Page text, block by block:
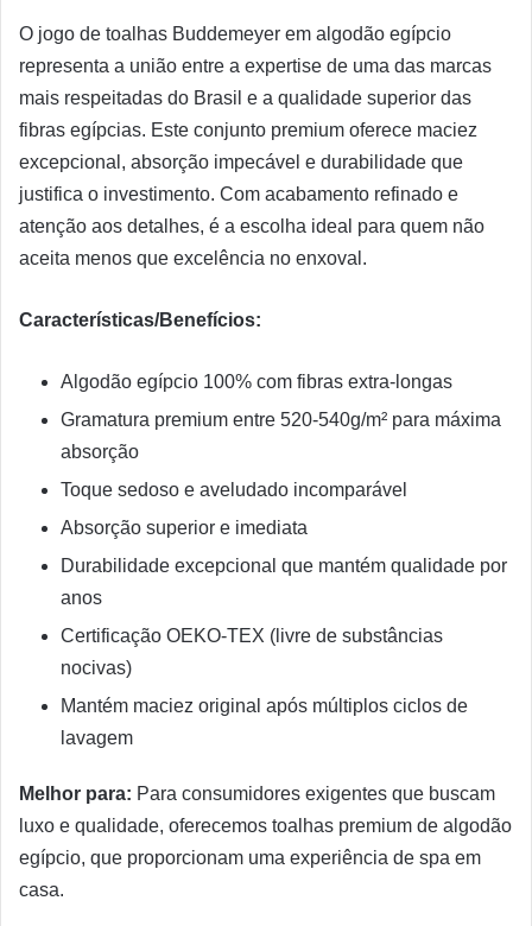
O jogo de toalhas Buddemeyer em algodão egípcio
representa a união entre a expertise de uma das marcas
mais respeitadas do Brasil e a qualidade superior das
fibras egípcias. Este conjunto premium oferece maciez
excepcional, absorção impecável e durabilidade que
justifica o investimento. Com acabamento refinado e
atenção aos detalhes, é a escolha ideal para quem não
aceita menos que excelência no enxoval.
Características/Benefícios:
Algodão egípcio 100% com fibras extra-longas
Gramatura premium entre 520-540g/m² para máxima
absorção
Toque sedoso e aveludado incomparável
Absorção superior e imediata
Durabilidade excepcional que mantém qualidade por
anos
Certificação OEKO-TEX (livre de substâncias
nocivas)
Mantém maciez original após múltiplos ciclos de
lavagem
Melhor para: Para consumidores exigentes que buscam
luxo e qualidade, oferecemos toalhas premium de algodão
egípcio, que proporcionam uma experiência de spa em
casa.